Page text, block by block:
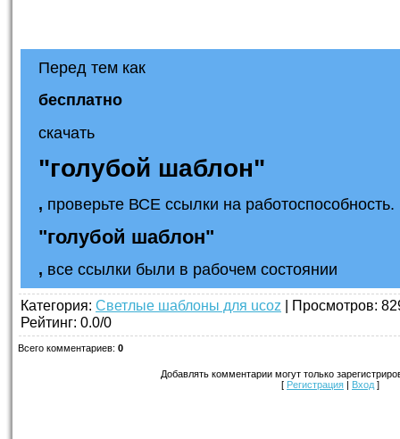
Перед тем как
бесплатно
скачать
"голубой шаблон"
, проверьте ВСЕ ссылки на
"голубой шаблон"
, все ссылки были в рабочем состоянии
Категория: Светлые шаблоны для ucoz | Просмотров:
Рейтинг: 0.0/0
Всего комментариев: 0
Добавлять комментарии могут только
[ Регистрация | Вход ]